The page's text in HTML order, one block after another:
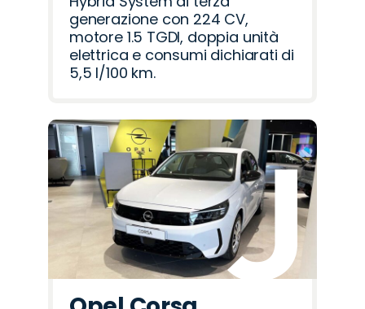
generazione con 224 CV,
motore 1.5 TGDI, doppia unità
elettrica e consumi dichiarati di
5,5 l/100 km.